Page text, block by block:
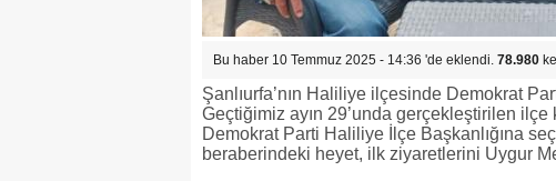
Bu haber 10 Temmuz 2025 - 14:36 'de eklendi. 78.980
Şanlıurfa’nın Haliliye ilçesinde Demokrat
Geçtiğimiz ayın 29’unda gerçekleştirilen
Demokrat Parti Haliliye İlçe Başkanlığına
beraberindeki heyet, ilk ziyaretlerini Uygur